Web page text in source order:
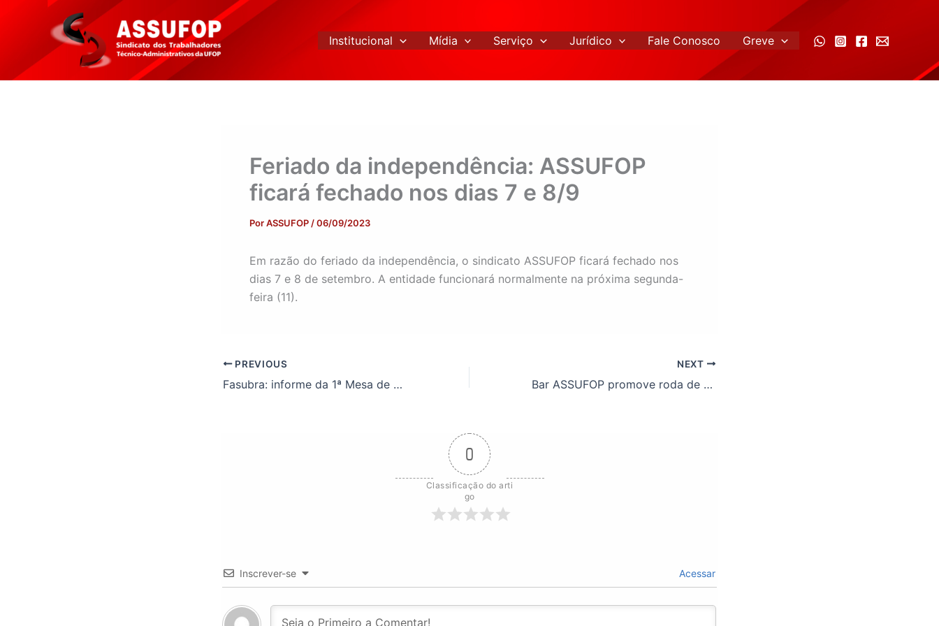
conteúdo
Institucional Mídia Serviço Jurídico Fale Conosco Greve
Feriado da independência: ASSUFOP
ficará fechado nos dias 7 e 8/9
PorASSUFOP /06/09/2023
Em razão do feriado da independência, o sindicato ASSUFOP ficará fechado nos
dias 7 e 8 de setembro. A entidade funcionará normalmente na próxima segunda-
feira (11).
PREVIOUS
Fasubra: informe da 1ª Mesa de Negociação Específica Temporária
NEXT
Bar ASSUFOP promove roda de samba com Silvia Gomes e Fernando Procópio
0
Classificação do arti
go
Inscrever-se Acessar